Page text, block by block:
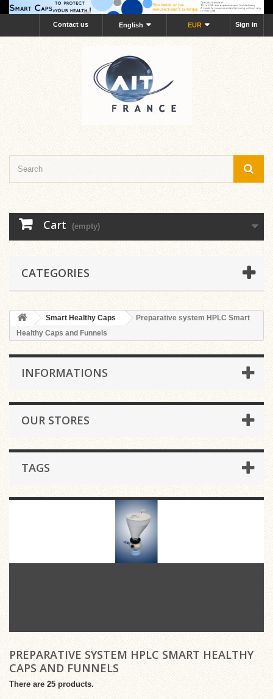
Sign in
EUR
English
Contact us
Cart (empty)
CATEGORIES
Smart Healthy Caps
Preparative system HPLC Smart
Healthy Caps and Funnels
INFORMATIONS
OUR STORES
TAGS
PREPARATIVE SYSTEM HPLC SMART HEALTHY
CAPS AND FUNNELS
There are 25 products.